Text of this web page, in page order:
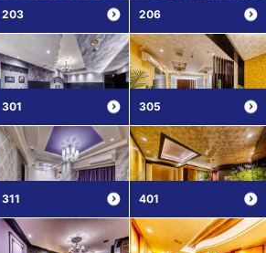
203 206
301 305
311 401